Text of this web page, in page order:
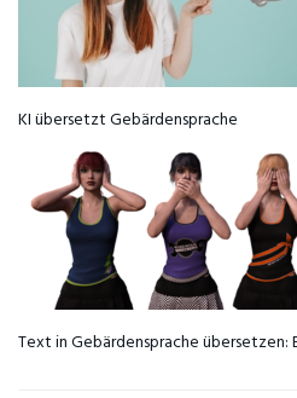
KI übersetzt Gebärdensprache
Text in Gebärdensprache übersetzen: